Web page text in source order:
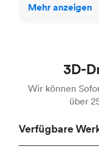
Mehr anzeigen
3D-
Wir können
über
Verfügbare